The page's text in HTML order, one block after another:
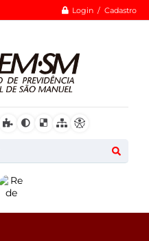
Login / Cadastro